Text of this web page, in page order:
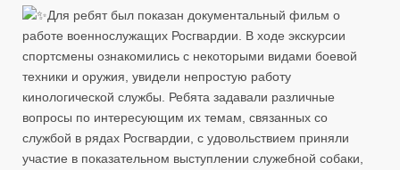
Для ребят был показан документальный фильм о
работе военнослужащих Росгвардии. В ходе экскурсии
спортсмены ознакомились с некоторыми видами боевой
техники и оружия, увидели непростую работу
кинологической службы. Ребята задавали различные
вопросы по интересующим их темам, связанных со
службой в рядах Росгвардии, с удовольствием приняли
участие в показательном выступлении служебной собаки,